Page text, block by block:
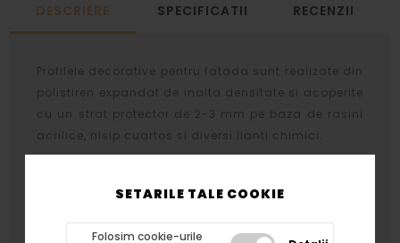
SETARILE TALE COOKIE
Folosim cookie-urile
DESCRIERE SPECIFICATII RECENZII
Profilele decorative pentru fatada sunt realizate din
polistiren expandat de inalta densitate si acoperite
cu un strat protector de 2-3 mm pe baza de rasini
acrilice, nisip cuartos si diversi lianti chimici.
atat profilelor cat si arcadelor, bazelor si